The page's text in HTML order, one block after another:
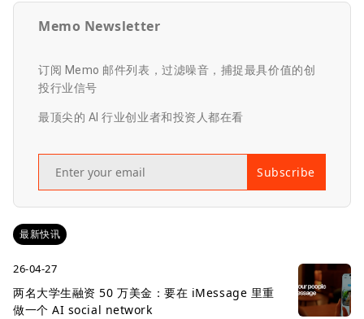
Memo Newsletter
订阅 Memo 邮件列表，过滤噪音，捕捉最具价值的创
投行业信号
最顶尖的 AI 行业创业者和投资人都在看
Subscribe
最新快讯
26-04-27
两名大学生融资 50 万美金：要在 iMessage 里重
做一个 AI social network